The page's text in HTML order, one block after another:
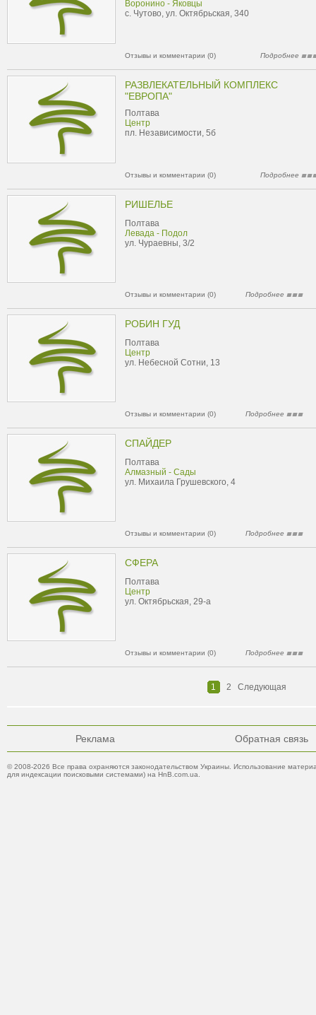
Воронино - Яковцы
с. Чутово, ул. Октябрьская, 340
Отзывы и комментарии (0) Подробнее
РАЗВЛЕКАТЕЛЬНЫЙ КОМПЛЕКС
"ЕВРОПА"
Полтава
Центр
пл. Независимости, 5б
Отзывы и комментарии (0) Подробнее
РИШЕЛЬЕ
Полтава
Левада - Подол
ул. Чураевны, 3/2
Отзывы и комментарии (0) Подробнее
РОБИН ГУД
Полтава
Центр
ул. Небесной Сотни, 13
Отзывы и комментарии (0) Подробнее
СПАЙДЕР
Полтава
Алмазный - Сады
ул. Михаила Грушевского, 4
Отзывы и комментарии (0) Подробнее
СФЕРА
Полтава
Центр
ул. Октябрьская, 29-а
Отзывы и комментарии (0) Подробнее
1 2 Следующая
Реклама Обратная связь
© 2008-2026 Все права охраняются законодательством Украины. Использование
для индексации поисковыми системами) на HnB.com.ua.